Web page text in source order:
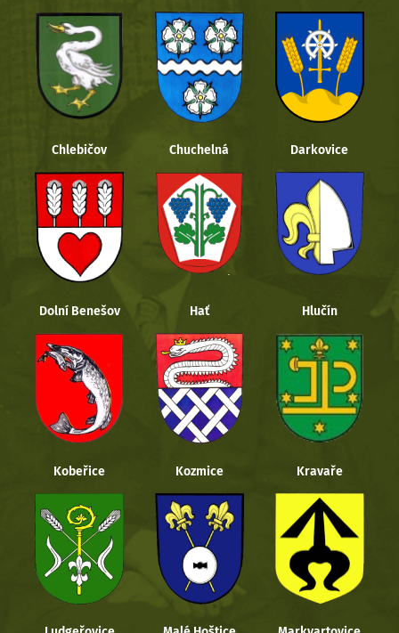
Chlebičov Chuchelná Darkovice
Dolní Benešov Hať Hlučín
Kobeřice Kozmice Kravaře